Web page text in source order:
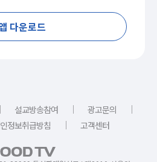
다운로드
｜ 설교방송참여 ｜ 광고문의
｜
정보취급방침 ｜ 고객센터